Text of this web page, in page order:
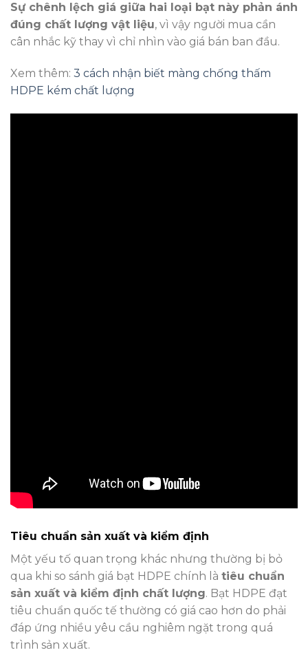
Sự chênh lệch giá giữa hai loại bạt này phản ánh
đúng chất lượng vật liệu, vì vậy người mua cần
cân nhắc kỹ thay vì chỉ nhìn vào giá bán ban đầu.
Xem thêm: 3 cách nhận biết màng chống thấm
HDPE kém chất lượng
Tiêu chuẩn sản xuất và kiểm định
Một yếu tố quan trọng khác nhưng thường bị bỏ
qua khi so sánh giá bạt HDPE chính là tiêu chuẩn
sản xuất và kiểm định chất lượng. Bạt HDPE đạt
tiêu chuẩn quốc tế thường có giá cao hơn do phải
đáp ứng nhiều yêu cầu nghiêm ngặt trong quá
trình sản xuất.